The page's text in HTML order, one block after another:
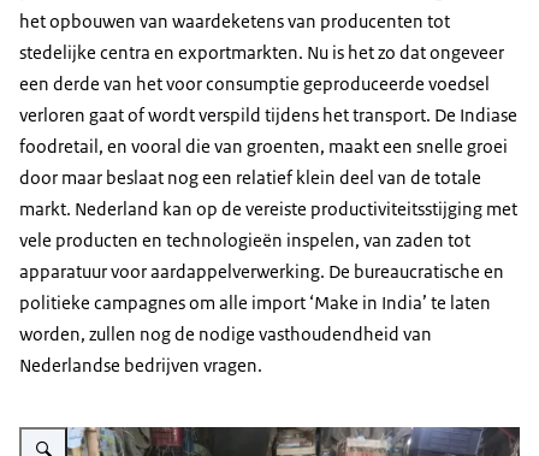
het opbouwen van waardeketens van producenten tot
stedelijke centra en exportmarkten. Nu is het zo dat ongeveer
een derde van het voor consumptie geproduceerde voedsel
verloren gaat of wordt verspild tijdens het transport. De Indiase
foodretail, en vooral die van groenten, maakt een snelle groei
door maar beslaat nog een relatief klein deel van de totale
markt. Nederland kan op de vereiste productiviteitsstijging met
vele producten en technologieën inspelen, van zaden tot
apparatuur voor aardappelverwerking. De bureaucratische en
politieke campagnes om alle import ‘Make in India’ te laten
worden, zullen nog de nodige vasthoudendheid van
Nederlandse bedrijven vragen.
Vergroot afbeelding De informele wetmarket blijft voor een merendeel